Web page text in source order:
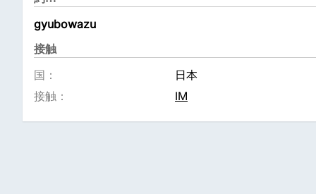
gyubowazu
接触
国：
日本
接触：
IM